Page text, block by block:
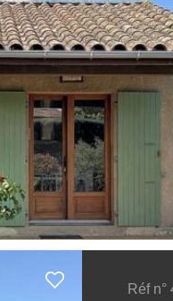
Réf n°